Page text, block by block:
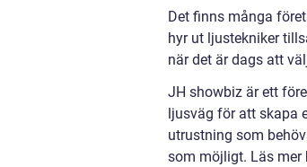
Det finns många
hyr ut ljustekniker
när det är dags att
JH showbiz är ett
ljusväg för att skapa
utrustning som
som möjligt. Läs mer